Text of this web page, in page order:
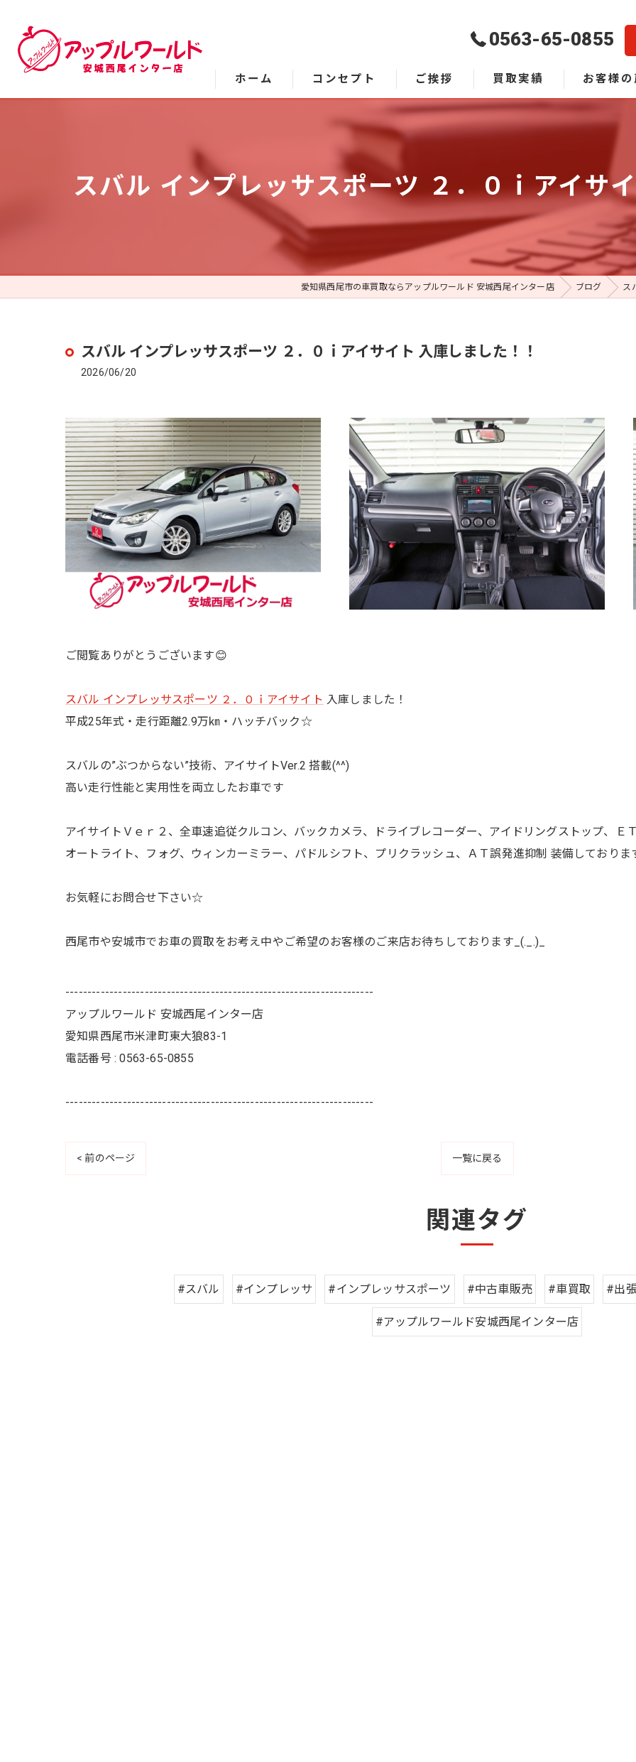
0563-65-0855
ホーム コンセプト ご挨拶 買取実績 お客様の
よくある質問
スバル インプレッサスポーツ ２．０ｉアイサ
愛知県西尾市の車買取ならアップルワールド 安城西尾インター店 ブログ ス
スバル インプレッサスポーツ ２．０ｉアイサイト 入庫しました！！
2026/06/20
ご閲覧ありがとうございます😊
スバル インプレッサスポーツ ２．０ｉアイサイト 入庫しました！
平成25年式・走行距離2.9万㎞・ハッチバック☆
スバルの”ぶつからない”技術、アイサイトVer.2 搭載(^^)
高い走行性能と実用性を両立したお車です
アイサイトＶｅｒ２、全車速追従クルコン、バックカメラ、ドライブレコーダー、アイドリングストップ、ＥＴ
オートライト、フォグ、ウィンカーミラー、パドルシフト、プリクラッシュ、ＡＴ誤発進抑制 装備しておりま
お気軽にお問合せ下さい☆
西尾市や安城市でお車の買取をお考え中やご希望のお客様のご来店お待ちしております_(._.)_
----------------------------------------------------------------------
アップルワールド 安城西尾インター店
愛知県西尾市米津町東大狼83-1
電話番号 : 0563-65-0855
----------------------------------------------------------------------
< 前のページ 一覧に戻る
関連タグ
#スバル #インプレッサ #インプレッサスポーツ #中古車販売 #車買取 #出
#アップルワールド安城西尾インター店